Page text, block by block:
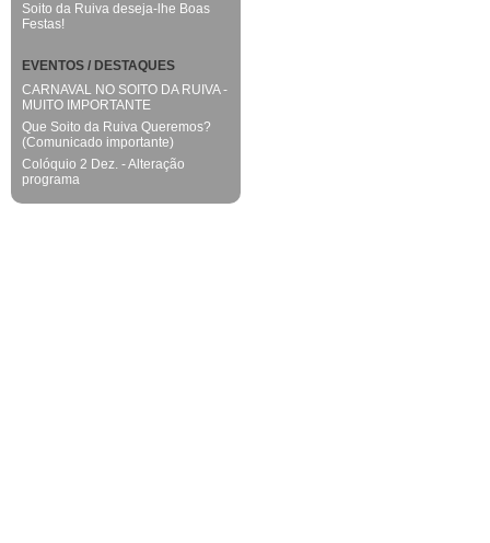
Soito da Ruiva deseja-lhe Boas
Festas!
EVENTOS / DESTAQUES
CARNAVAL NO SOITO DA RUIVA -
MUITO IMPORTANTE
Que Soito da Ruiva Queremos?
(Comunicado importante)
Colóquio 2 Dez. - Alteração
programa